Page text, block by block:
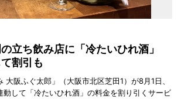
立ち飲み店に「冷たいひれ酒」
割引も
大阪ふぐ太郎」（大阪市北区芝田1）が8月1日、
動して「冷たいひれ酒」の料金を割り引くサービ